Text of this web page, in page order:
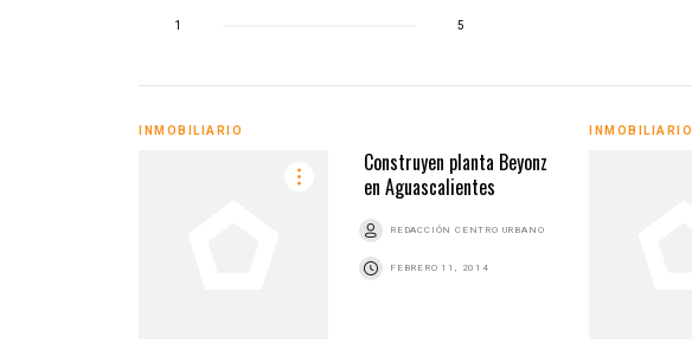
1 5
INMOBILIARIO
Construyen planta Beyonz
en Aguascalientes
REDACCIÓN CENTRO URBANO
FEBRERO 11, 2014
INMOBILIARIO